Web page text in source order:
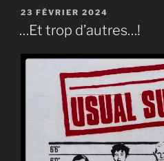
PUBLIÉ
LE
23 FÉVRIER 2024
…Et trop d’autres…!